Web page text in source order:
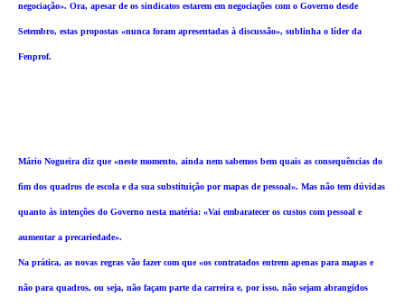
negociação». Ora, apesar de os sindicatos estarem em negociações com o Governo desde
Setembro, estas propostas «nunca foram apresentadas à discussão», sublinha o líder da
Fenprof.
Mário Nogueira diz que «neste momento, ainda nem sabemos bem quais as consequências do
fim dos quadros de escola e da sua substituição por mapas de pessoal». Mas não tem dúvidas
quanto às intenções do Governo nesta matéria: «Vai embaratecer os custos com pessoal e
aumentar a precariedade».
Na prática, as novas regras vão fazer com que «os contratados entrem apenas para mapas e
não para quadros, ou seja, não façam parte da carreira e, por isso, não sejam abrangidos